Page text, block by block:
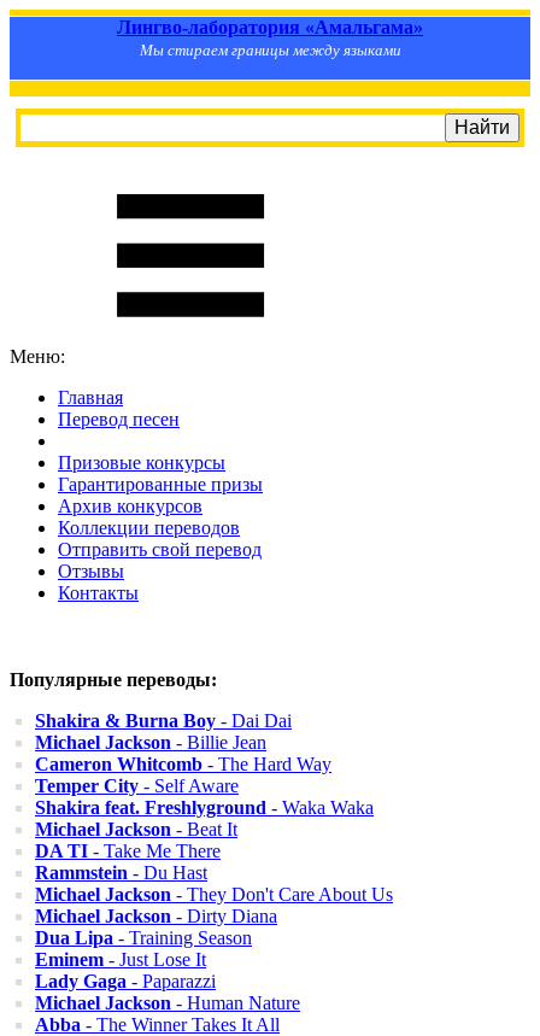
Лингво-лаборатория «Амальгама»
Мы стираем границы между языками
Меню:
Главная
Перевод песен
Призовые конкурсы
Гарантированные призы
Архив конкурсов
Коллекции переводов
Отправить свой перевод
Отзывы
Контакты
Популярные переводы:
Shakira & Burna Boy - Dai Dai
Michael Jackson - Billie Jean
Cameron Whitcomb - The Hard Way
Temper City - Self Aware
Shakira feat. Freshlyground - Waka Waka
Michael Jackson - Beat It
DA TI - Take Me There
Rammstein - Du Hast
Michael Jackson - They Don't Care About Us
Michael Jackson - Dirty Diana
Dua Lipa - Training Season
Eminem - Just Lose It
Lady Gaga - Paparazzi
Michael Jackson - Human Nature
Abba - The Winner Takes It All